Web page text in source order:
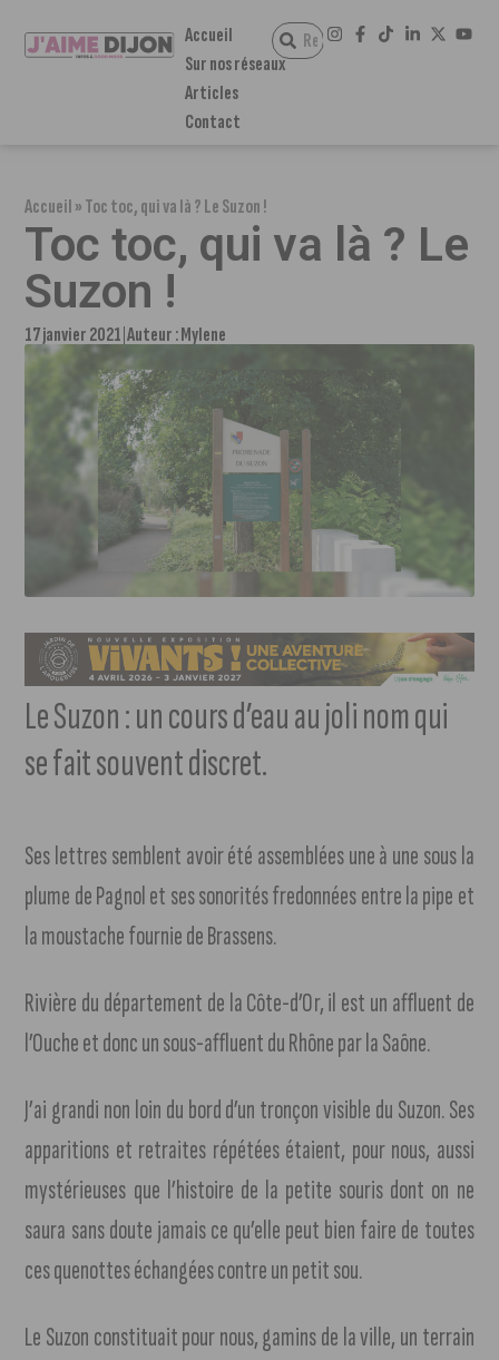
Accueil
Sur nos réseaux
Articles
Contact
Accueil»Toc toc, qui va là ? Le Suzon !
Toc toc, qui va là ? Le
Suzon !
17 janvier 2021 Auteur :Mylene
Le Suzon : un cours d’eau au joli nom qui
se fait souvent discret.
Ses lettres semblent avoir été assemblées une à une sous la
plume de Pagnol et ses sonorités fredonnées entre la pipe et
la moustache fournie de Brassens.
Rivière du département de la Côte-d’Or, il est un affluent de
l’Ouche et donc un sous-affluent du Rhône par la Saône.
J’ai grandi non loin du bord d’un tronçon visible du Suzon. Ses
apparitions et retraites répétées étaient, pour nous, aussi
mystérieuses que l’histoire de la petite souris dont on ne
saura sans doute jamais ce qu’elle peut bien faire de toutes
ces quenottes échangées contre un petit sou.
Le Suzon constituait pour nous, gamins de la ville, un terrain